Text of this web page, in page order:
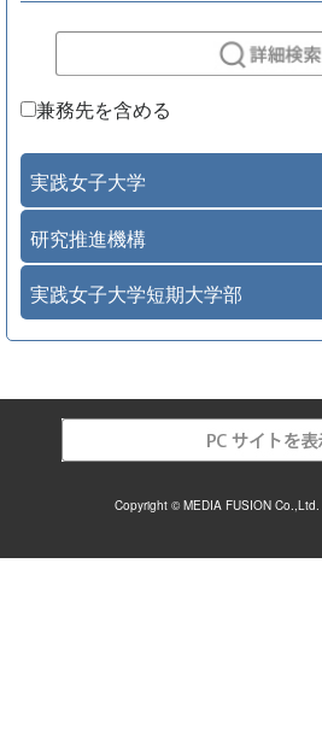
兼務先を含める
実践女子大学
研究推進機構
実践女子大学短期大学部
Copyright © MEDIA FUSION